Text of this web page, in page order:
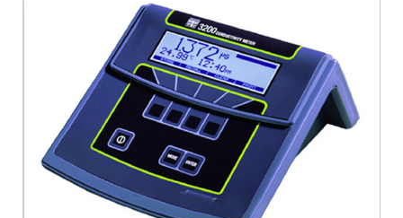
仪器主体各自水密分隔，即使电池仓进水也不影响仪器电路9. 寿命长、
耗材少，平均使用成本...